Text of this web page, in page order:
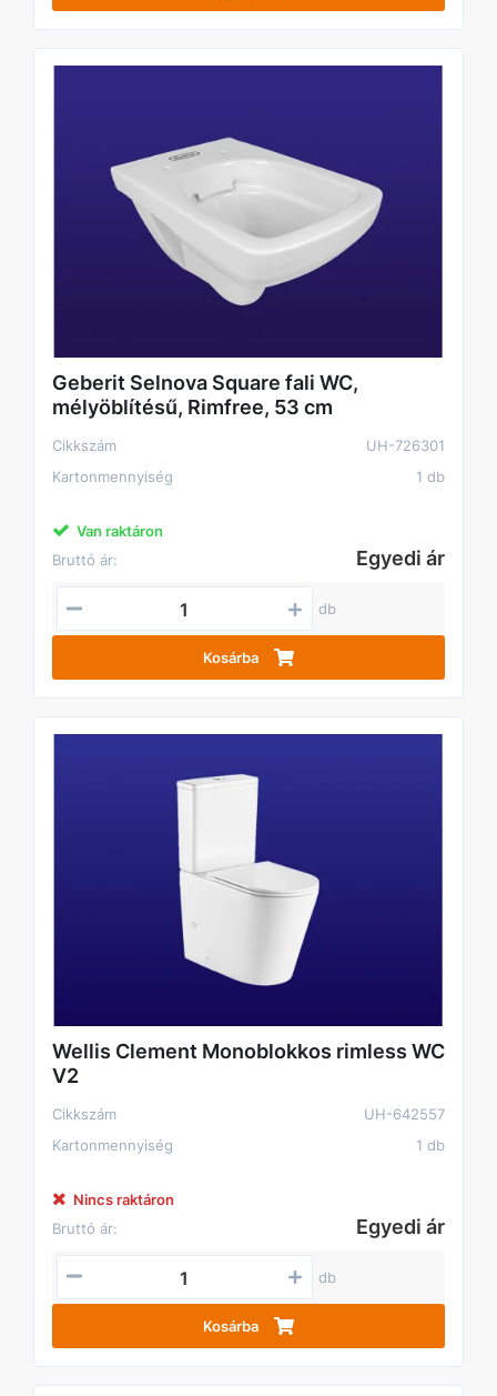
Geberit Selnova Square fali WC,
mélyöblítésű, Rimfree, 53 cm
Cikkszám
UH-726301
Kartonmennyiség
1 db
Van raktáron
Bruttó ár:
Egyedi ár
db
Kosárba
Wellis Clement Monoblokkos rimless WC
V2
Cikkszám
UH-642557
Kartonmennyiség
1 db
Nincs raktáron
Bruttó ár:
Egyedi ár
db
Kosárba